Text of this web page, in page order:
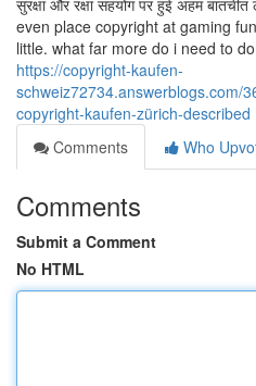
सुरक्षा और रक्षा सहयोग पर हुई अहम
even place copyright at gaming
little. what far more do i need to
https://copyright-kaufen-
schweiz72734.answerblogs.com/
copyright-kaufen-zürich-described
Comments
Who
Comments
Submit a Comment
No HTML